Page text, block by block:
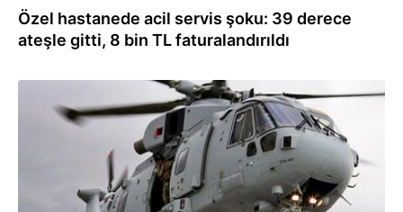
Özel hastanede acil servis şoku: 39 derece
ateşle gitti, 8 bin TL faturalandırıldı